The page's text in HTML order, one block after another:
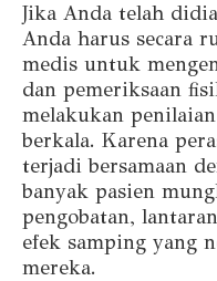
Jika Anda telah
Anda harus secara
medis untuk
dan pemeriksaan
melakukan
berkala. Karena
terjadi bersamaan
banyak pasien
pengobatan,
efek samping yang
mereka.